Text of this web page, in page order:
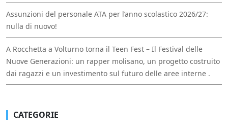
Assunzioni del personale ATA per l’anno scolastico 2026/27:
nulla di nuovo!
A Rocchetta a Volturno torna il Teen Fest – Il Festival delle
Nuove Generazioni: un rapper molisano, un progetto costruito
dai ragazzi e un investimento sul futuro delle aree interne .
CATEGORIE